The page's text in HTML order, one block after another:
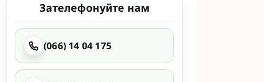
Раундап
Зателефонуйте нам
(066) 14 04 175